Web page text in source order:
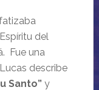
del
Fue una
describe
Santo”y